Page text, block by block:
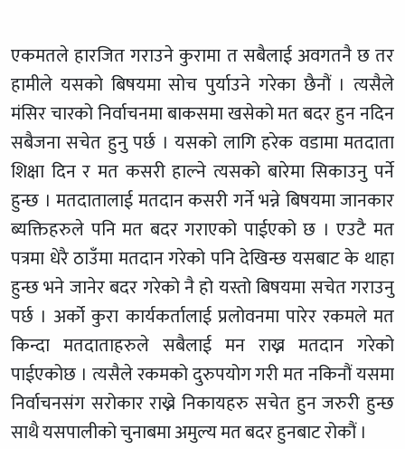
एकमतले हारजित गराउने कुरामा त सबैलाई अवगतनै छ तर
हामीले यसको बिषयमा सोच पुर्याउने गरेका छैनौं । त्यसैले
मंसिर चारको निर्वाचनमा बाकसमा खसेको मत बदर हुन नदिन
सबैजना सचेत हुनु पर्छ । यसको लागि हरेक वडामा मतदाता
शिक्षा दिन र मत कसरी हाल्ने त्यसको बारेमा सिकाउनु पर्ने
हुन्छ । मतदातालाई मतदान कसरी गर्ने भन्ने बिषयमा जानकार
ब्यक्तिहरुले पनि मत बदर गराएको पाईएको छ । एउटै मत
पत्रमा धेरै ठाउँमा मतदान गरेको पनि देखिन्छ यसबाट के थाहा
हुन्छ भने जानेर बदर गरेको नै हो यस्तो बिषयमा सचेत गराउनु
पर्छ । अर्को कुरा कार्यकर्तालाई प्रलोवनमा पारेर रकमले मत
किन्दा मतदाताहरुले सबैलाई मन राख्न मतदान गरेको
पाईएकोछ । त्यसैले रकमको दुरुपयोग गरी मत नकिनौं यसमा
निर्वाचनसंग सरोकार राख्ने निकायहरु सचेत हुन जरुरी हुन्छ
साथै यसपालीको चुनाबमा अमुल्य मत बदर हुनबाट रोकौं ।